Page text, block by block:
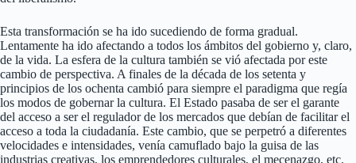
Esta transformación se ha ido sucediendo de forma gradual.
Lentamente ha ido afectando a todos los ámbitos del gobierno y, claro,
de la vida. La esfera de la cultura también se vió afectada por este
cambio de perspectiva. A finales de la década de los setenta y
principios de los ochenta cambió para siempre el paradigma que regía
los modos de gobernar la cultura. El Estado pasaba de ser el garante
del acceso a ser el regulador de los mercados que debían de facilitar el
acceso a toda la ciudadanía. Este cambio, que se perpetró a diferentes
velocidades e intensidades, venía camuflado bajo la guisa de las
industrias creativas, los emprendedores culturales, el mecenazgo, etc.